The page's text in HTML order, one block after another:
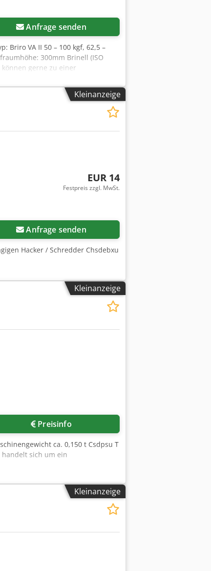
Anfrage senden
Briro VA II 50 – 100 kgf, 62,5 –
300mm Brinell (ISO
können gerne zu einer
eine ordentliche Rechnung. Für
Zwischenverkauf
Firmennamen und Warenzeichen
von technischen Daten
Kleinanzeige
EUR 14
Festpreis zzgl. MwSt.
Anfrage senden
Hacker / Schredder Chsdebxu
Kleinanzeige
Preisinfo
ca. 0,150 t Csdpsu T
handelt sich um ein
Kleinanzeige